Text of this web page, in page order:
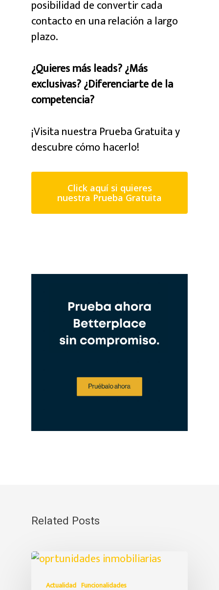
posibilidad de convertir cada
contacto en una relación a largo
plazo.
¿Quieres más leads? ¿Más
exclusivas? ¿Diferenciarte de la
competencia?
¡Visita nuestra Prueba Gratuita y
descubre cómo hacerlo!
Click aquí si quieres
nuestra Prueba Gratuita
Related Posts
Actualidad Funcionalidades